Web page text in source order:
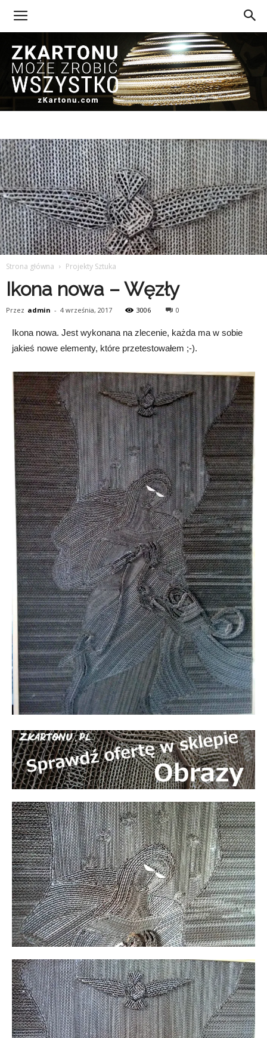
Z
Kartonu
Strona główna Projekty Sztuka
Ikona nowa – Węzły
Przez admin - 4 września, 2017 3006 0
Ikona nowa. Jest wykonana na zlecenie, każda ma w sobie
jakieś nowe elementy, które przetestowałem ;-).